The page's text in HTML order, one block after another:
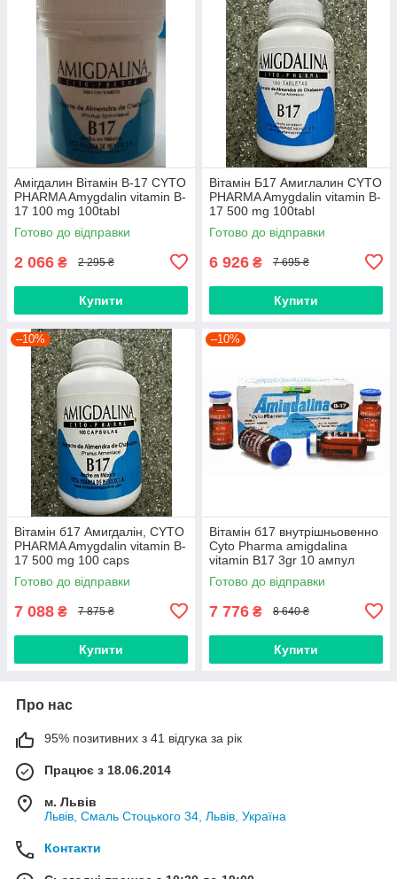
Амігдалин Вітамін В-17 CYTO
PHARMA Amygdalin vitamin B-
17 100 mg 100tabl
Готово до відправки
2 066 ₴ 2 295 ₴
Купити
Вітамін Б17 Амиглалин CYTO
PHARMA Amygdalin vitamin B-
17 500 mg 100tabl
Готово до відправки
6 926 ₴ 7 695 ₴
Купити
–10%
Вітамін б17 Амигдалін, CYTO
PHARMA Amygdalin vitamin B-
17 500 mg 100 caps
Готово до відправки
7 088 ₴ 7 875 ₴
Купити
–10%
Вітамін б17 внутрішньовенно
Cyto Pharma amigdalina
vitamin B17 3gr 10 ампул
Готово до відправки
7 776 ₴ 8 640 ₴
Купити
Про нас
95% позитивних з 41 відгука за рік
Працює з 18.06.2014
м. Львів
Львів, Смаль Стоцького 34, Львів, Україна
Контакти